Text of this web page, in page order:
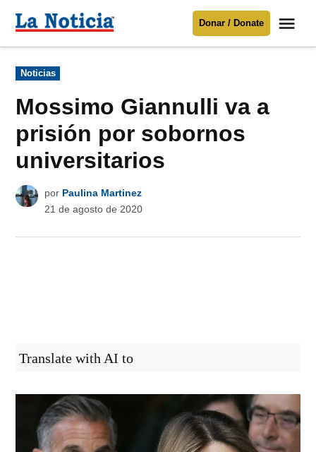
Para mantenerte informado necesitamos
Donar
contenido
Noticia
Donar / Donate
Publicado
en
Noticias
Mossimo Giannulli va a
prisión por sobornos
universitarios
por Paulina Martinez
21 de agosto de 2020
Translate with AI to